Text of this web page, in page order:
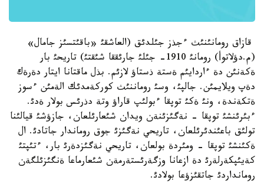
قازاق رومانئنئث ءجذز جئلدئق (العاشقئ «باقئتسئز جامال»
(م.دؤلاتوأ) رومانئ 1910- جئلئ جارئققا شئقتئ) تاريحئ بار
ةكةنئن دة ءاردايئم ةستة ذستاؤ لازئم. بذل ماقتانا ايتار دةرةك
دةپ ويلايمئن. جالپئ، وسئ روماننئث كوركةمدئك الةمئن ءسوز
ةتكةندة، ونئ ةكئ توپقا ءبولئپ قاراؤ وتة دذرئس بولار ةدئ.
ءبئرئنشئ توپقا - نةگئزئنةن ويدان شئعارئلعان، جازؤشئ قيالئنا
تولئق باعئندئرئلعان، تاريحي نةگئزئ جوق روماندار جاتادئ. ال
ةكئنشئ توپقا - ومئردة بولعان، تاريحي نةگئزدةرئ بار، ءتئپتئ
كةيئپكةرلةرئ دة ازعانا وزگةرئستةرمةن شئعارماعا ةنگئزئلگةن
رومانداردئ جاتقئزؤعا بولادئ.